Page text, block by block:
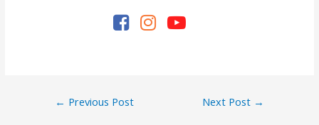
Post
← Previous Post Next Post →